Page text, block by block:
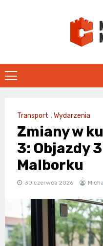
Transport ,Wydarzenia
Zmiany w
3: Objazdy
Malborku
30 czerwca 2026